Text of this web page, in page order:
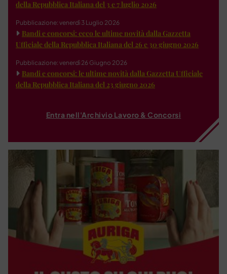
della Repubblica Italiana del 3 e 7 luglio 2026
Pubblicazione: venerdì 3 Luglio 2026
Bandi e concorsi: ecco le ultime novità dalla Gazzetta
Ufficiale della Repubblica Italiana del 26 e 30 giugno 2026
Pubblicazione: venerdì 26 Giugno 2026
Bandi e concorsi: le ultime novità dalla Gazzetta Ufficiale
della Repubblica Italiana del 23 giugno 2026
Entra nell'Archivio Lavoro & Concorsi